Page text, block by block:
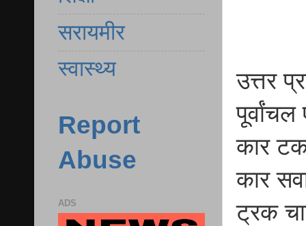
उत्तर
कार
कार
ट्रक
सरायमीर
स्वास्थ्य
Report
Abuse
ADS